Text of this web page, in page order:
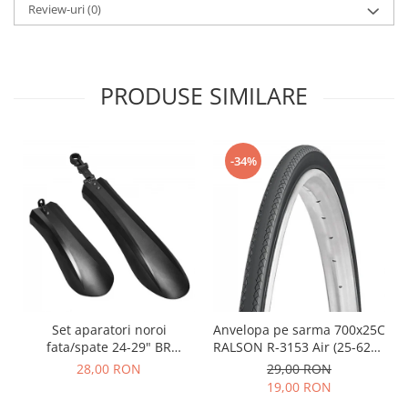
Review-uri(0)
PRODUSE SIMILARE
Set aparatori noroi
fata/spate 24-29" BR
Components, plastic, negre
28,00 RON
-34%
Anvelopa pe sarma 700x25C
RALSON R-3153 Air (25-622),
negru
29,00 RON
19,00 RON